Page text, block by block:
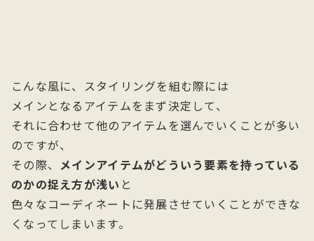
こんな風に、スタイリングを組む際には
メインとなるアイテムをまず決定して、
それに合わせて他のアイテムを選んでいくことが多い
のですが、
その際、 メインアイテムがどういう要素を持っている
のかの捉え方が浅い と
色々なコーディネートに発展させていくことができな
くなってしまいます。